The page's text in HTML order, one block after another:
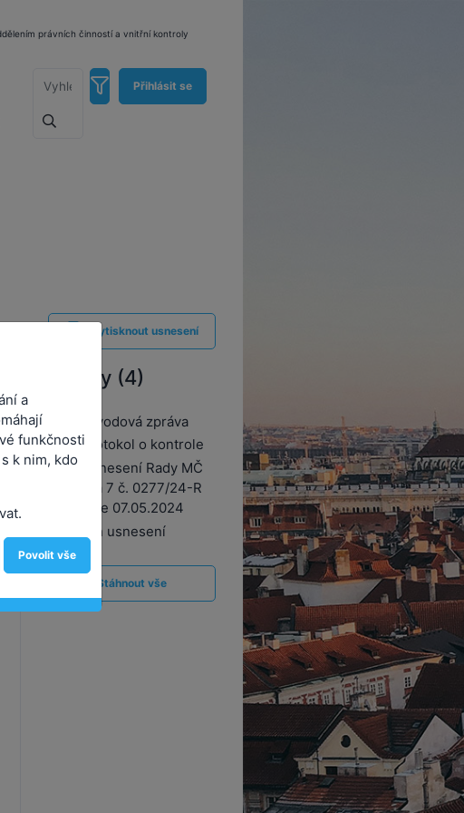
právních činností a vnitřní kontroly
Přihlásit se
Vytisknout usnesení
Přílohy (4)
1. Důvodová zpráva
2. Protokol o kontrole
3. Usnesení Rady MČ
Praha 7 č. 0277/24-R
ze dne 07.05.2024
Návrh usnesení
Stáhnout vše
a
funkčnosti
k nim, kdo
Povolit vše